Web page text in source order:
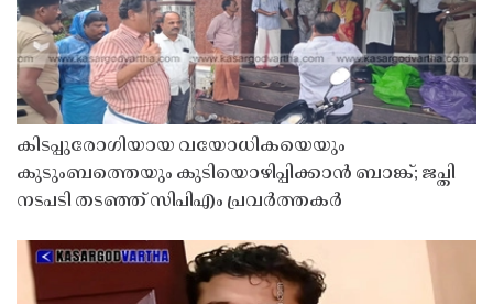
കിടപ്പുരോഗിയായ വയോധികയെയും
കുടുംബത്തെയും കുടിയൊഴിപ്പിക്കാൻ ബാങ്ക്; ജപ്തി
നടപടി തടഞ്ഞ് സിപിഎം പ്രവർത്തകർ